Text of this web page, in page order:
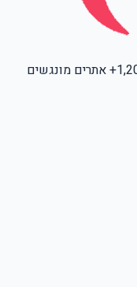
הנגשת אתרים מקצועית לכל בעל עסק. 1,200+ אתרים מונגשים